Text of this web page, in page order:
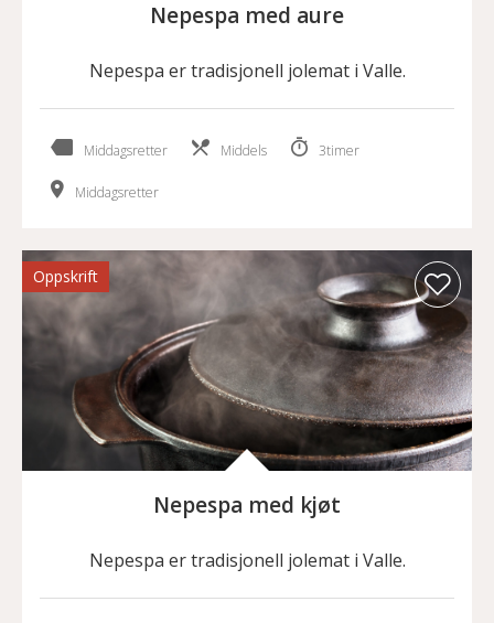
Nepespa med aure
Nepespa er tradisjonell jolemat i Valle.
Middagsretter Middels 3timer
Middagsretter
Oppskrift
Nepespa med kjøt
Nepespa er tradisjonell jolemat i Valle.